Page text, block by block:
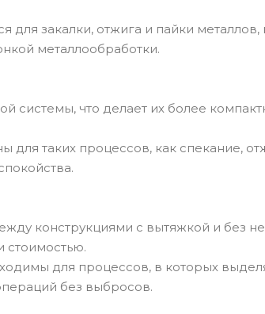
для закалки, отжига и пайки
металлообработки.
системы, что делает их более
для таких процессов, как спекание,
конструкциями с вытяжкой и без
стоимостью.
для процессов, в которых
без выбросов.